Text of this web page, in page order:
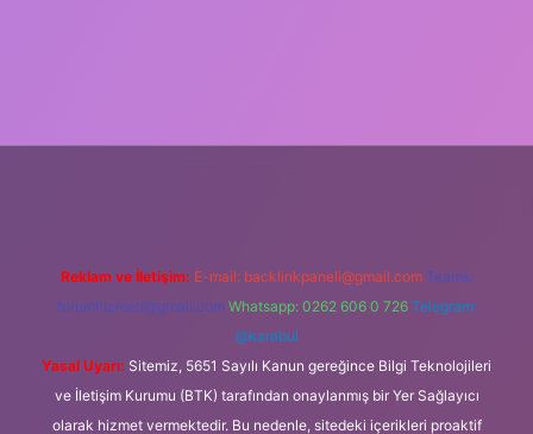
Reklam ve İletişim: E-mail: backlinkpaneli@gmail.com Teams:
forumhizmeti@gmail.com Whatsapp: 0262 606 0 726 Telegram:
@karabul
Yasal Uyarı: Sitemiz, 5651 Sayılı Kanun gereğince Bilgi Teknolojileri
ve İletişim Kurumu (BTK) tarafından onaylanmış bir Yer Sağlayıcı
olarak hizmet vermektedir. Bu nedenle, sitedeki içerikleri proaktif